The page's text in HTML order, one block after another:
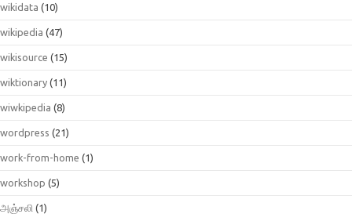
wikidata (10)
wikipedia (47)
wikisource (15)
wiktionary (11)
wiwkipedia (8)
wordpress (21)
work-from-home (1)
workshop (5)
அஞ்சலி (1)